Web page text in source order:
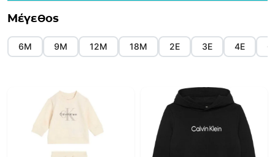
Μέγεθος
6Μ 9Μ 12Μ 18Μ 2Ε 3Ε 4Ε